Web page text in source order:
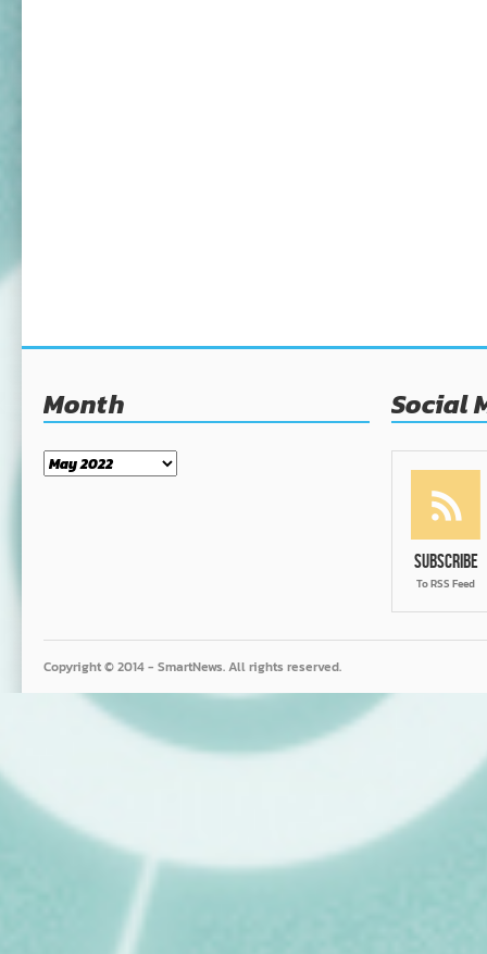
Month
Month
Social
Subscribe
To RSS Feed
Copyright © 2014 - SmartNews. All rights reserved.